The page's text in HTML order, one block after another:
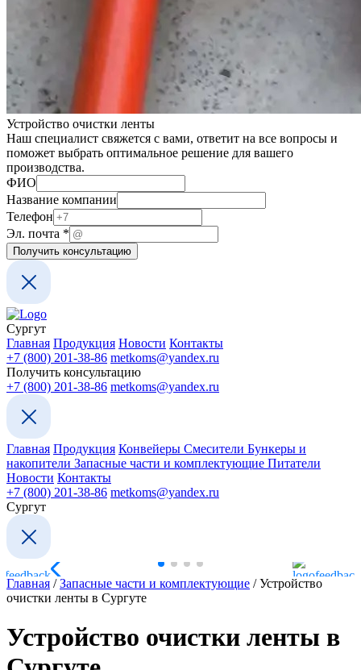
Устройство очистки ленты
Наш специалист свяжется с вами, ответит на все вопросы и
поможет выбрать оптимальное решение для вашего
производства.
компании
Эл.
ФИО
ФИО
Название компании
Телефон
Эл. почта *
Получить консультацию
Сургут
Главная Продукция Новости Контакты
+7 (800) 201-38-86 metkoms@yandex.ru
Получить консультацию
+7 (800) 201-38-86 metkoms@yandex.ru
Главная Продукция Конвейеры Смесители Бункеры и
накопители Запасные части и комплектующие Питатели
Новости Контакты
+7 (800) 201-38-86 metkoms@yandex.ru
Сургут
Главная /Запасные части и комплектующие /Устройство
очистки ленты в Сургуте
Устройство очистки ленты в